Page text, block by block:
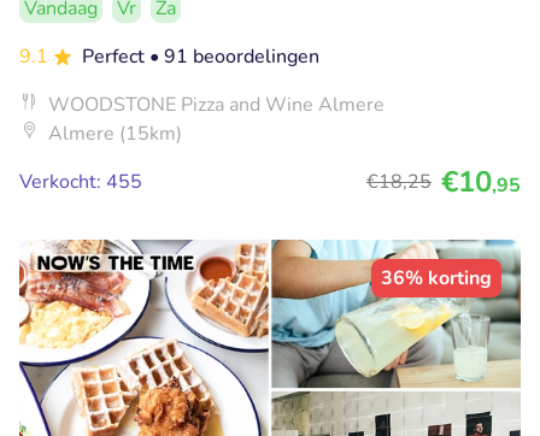
Vandaag Vr
Za
9.1
Perfect • 91 beoordelingen
WOODSTONE Pizza and Wine Almere
Almere (15km)
Verkocht: 455
€18,25 €10,95
36% korting